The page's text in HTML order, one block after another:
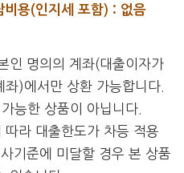
용(인지세 포함) : 없음
인 명의의 계좌(대출이자가
)에서만 상환 가능합니다.
능한 상품이 아닙니다.
따라 대출한도가 차등 적용
기준에 미달할 경우 본 상품